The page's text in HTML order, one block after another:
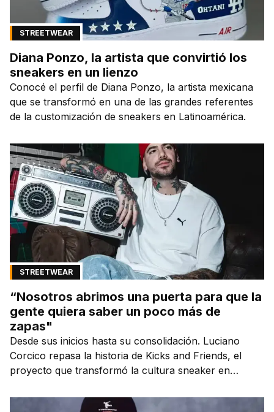
STREETWEAR
Diana Ponzo, la artista que convirtió los
sneakers en un lienzo
Conocé el perfil de Diana Ponzo, la artista mexicana
que se transformó en una de las grandes referentes
de la customización de sneakers en Latinoamérica.
STREETWEAR
“Nosotros abrimos una puerta para que la
gente quiera saber un poco más de
zapas"
Desde sus inicios hasta su consolidación. Luciano
Corcico repasa la historia de Kicks and Friends, el
proyecto que transformó la cultura sneaker en